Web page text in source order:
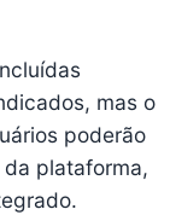
mas o
poderão
plataforma,